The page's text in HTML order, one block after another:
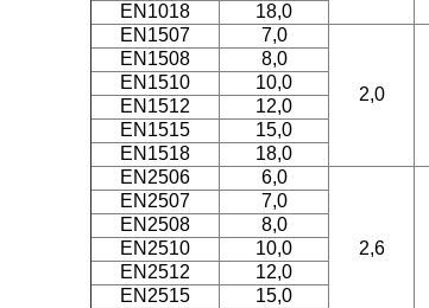
EN1018
18,0
EN1507
7,0
2,0
EN1508
8,0
EN1510
10,0
EN1512
12,0
EN1515
15,0
EN1518
18,0
EN2506
6,0
2,6
EN2507
7,0
EN2508
8,0
EN2510
10,0
EN2512
12,0
EN2515
15,0